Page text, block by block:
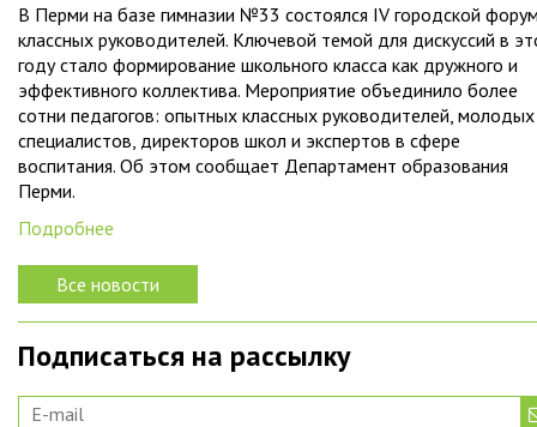
В Перми на базе гимназии №33 состоялся IV городской
классных руководителей. Ключевой темой для дискуссий в
году стало формирование школьного класса как дружного и
эффективного коллектива. Мероприятие объединило более
сотни педагогов: опытных классных руководителей, молодых
специалистов, директоров школ и экспертов в сфере
воспитания. Об этом сообщает Департамент образования
Перми.
Подробнее
Все новости
Подписаться на рассылку